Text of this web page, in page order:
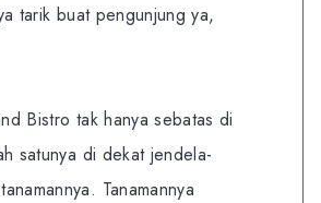
tarik buat pengunjung ya,
Bistro tak hanya sebatas di
satunya di dekat jendela-
Tanamannya